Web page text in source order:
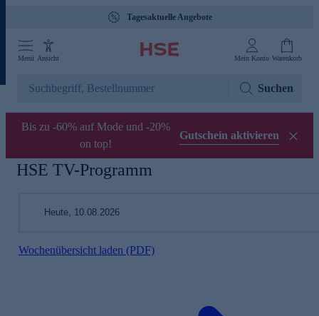
Tagesaktuelle Angebote
Menü Ansicht Mein Konto Warenkorb
Suchen
Bis zu -60% auf Mode und -20%
on top!
Gutschein aktivieren
HSE TV-Programm
Heute, 10.08.2026
Wochenübersicht laden (PDF)